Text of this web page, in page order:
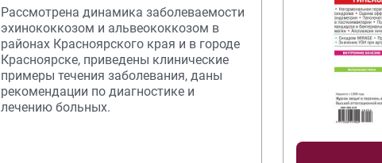
Рассмотрена динамика заболеваемости
эхинококкозом и альвеококкозом в
районах Красноярского края и в городе
Красноярске, приведены клинические
примеры течения заболевания, даны
рекомендации по диагностике и
лечению больных.